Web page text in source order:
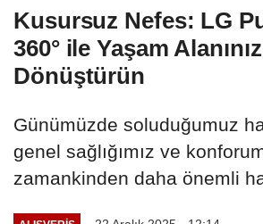
Kusursuz Nefes: LG
360° ile Yaşam
Dönüştürün
Günümüzde soluduğumuz
genel sağlığımız ve
zamankinden daha önemli